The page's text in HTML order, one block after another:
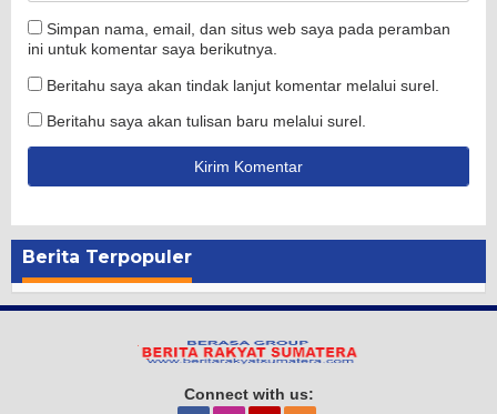
Simpan nama, email, dan situs web saya pada peramban
ini untuk komentar saya berikutnya.
Beritahu saya akan tindak lanjut komentar melalui surel.
Beritahu saya akan tulisan baru melalui surel.
Berita Terpopuler
Connect with us: